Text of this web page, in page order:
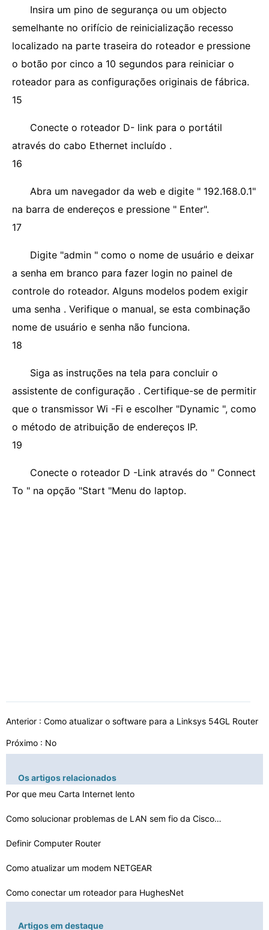
Insira um pino de segurança ou um objecto
semelhante no orifício de reinicialização recesso
localizado na parte traseira do roteador e pressione
o botão por cinco a 10 segundos para reiniciar o
roteador para as configurações originais de fábrica.
15
Conecte o roteador D- link para o portátil
através do cabo Ethernet incluído .
16
Abra um navegador da web e digite " 192.168.0.1"
na barra de endereços e pressione " Enter".
17
Digite "admin " como o nome de usuário e deixar
a senha em branco para fazer login no painel de
controle do roteador. Alguns modelos podem exigir
uma senha . Verifique o manual, se esta combinação
nome de usuário e senha não funciona.
18
Siga as instruções na tela para concluir o
assistente de configuração . Certifique-se de permitir
que o transmissor Wi -Fi e escolher "Dynamic ", como
o método de atribuição de endereços IP.
19
Conecte o roteador D -Link através do " Connect
To " na opção "Start "Menu do laptop.
Anterior : Como atualizar o software para a Linksys 54GL Router
Próximo : No
Os artigos relacionados
Por que meu Carta Internet lento
Como solucionar problemas de LAN sem fio da Cisco Módu…
Definir Computer Router
Como atualizar um modem NETGEAR
Como conectar um roteador para HughesNet
Artigos em destaque